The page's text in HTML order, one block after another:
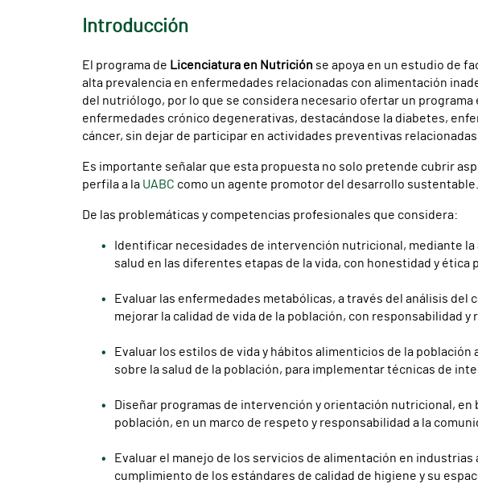
Introducción
El programa de Licenciatura en Nutrición se apoya en un estudio de
alta prevalencia en enfermedades relacionadas con alimentación
del nutriólogo, por lo que se considera necesario ofertar un
enfermedades crónico degenerativas, destacándose la diabetes,
cáncer, sin dejar de participar en actividades preventivas
Es importante señalar que esta propuesta no solo pretende cubrir
perfila a la UABC como un agente promotor del desarrollo sustentable.
De las problemáticas y competencias profesionales que considera:
Identificar necesidades de intervención nutricional, mediante
salud en las diferentes etapas de la vida, con honestidad y ética
Evaluar las enfermedades metabólicas, a través del análisis
mejorar la calidad de vida de la población, con responsabilidad y
Evaluar los estilos de vida y hábitos alimenticios de la
sobre la salud de la población, para implementar técnicas de
Diseñar programas de intervención y orientación nutricional,
población, en un marco de respeto y responsabilidad a la
Evaluar el manejo de los servicios de alimentación en
cumplimiento de los estándares de calidad de higiene y su